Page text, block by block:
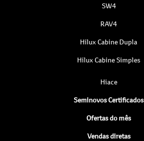
SW4
RAV4
Hilux Cabine Dupla
Hilux Cabine Simples
Hiace
Seminovos Certificados
Ofertas do mês
Vendas diretas